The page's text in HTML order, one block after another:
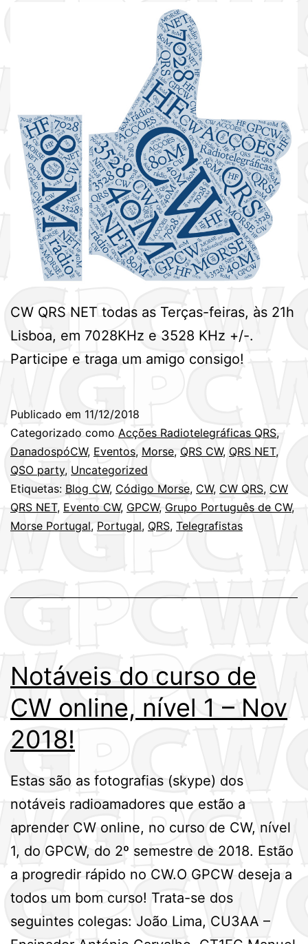
CW QRS NET todas as Terças-feiras, às 21h
Lisboa, em 7028KHz e 3528 KHz +/-.
Participe e traga um amigo consigo!
Publicado em 11/12/2018
Categorizado como Acções Radiotelegráficas QRS,
DanadospóCW, Eventos, Morse, QRS CW, QRS NET,
QSO party, Uncategorized
Etiquetas: Blog CW, Código Morse, CW, CW QRS, CW
QRS NET, Evento CW, GPCW, Grupo Português de CW,
Morse Portugal, Portugal, QRS, Telegrafistas
Notáveis do curso de
CW online, nível 1 – Nov
2018!
Estas são as fotografias (skype) dos
notáveis radioamadores que estão a
aprender CW online, no curso de CW, nível
1, do GPCW, do 2º semestre de 2018. Estão
a progredir rápido no CW.O GPCW deseja a
todos um bom curso! Trata-se dos
seguintes colegas: João Lima, CU3AA –